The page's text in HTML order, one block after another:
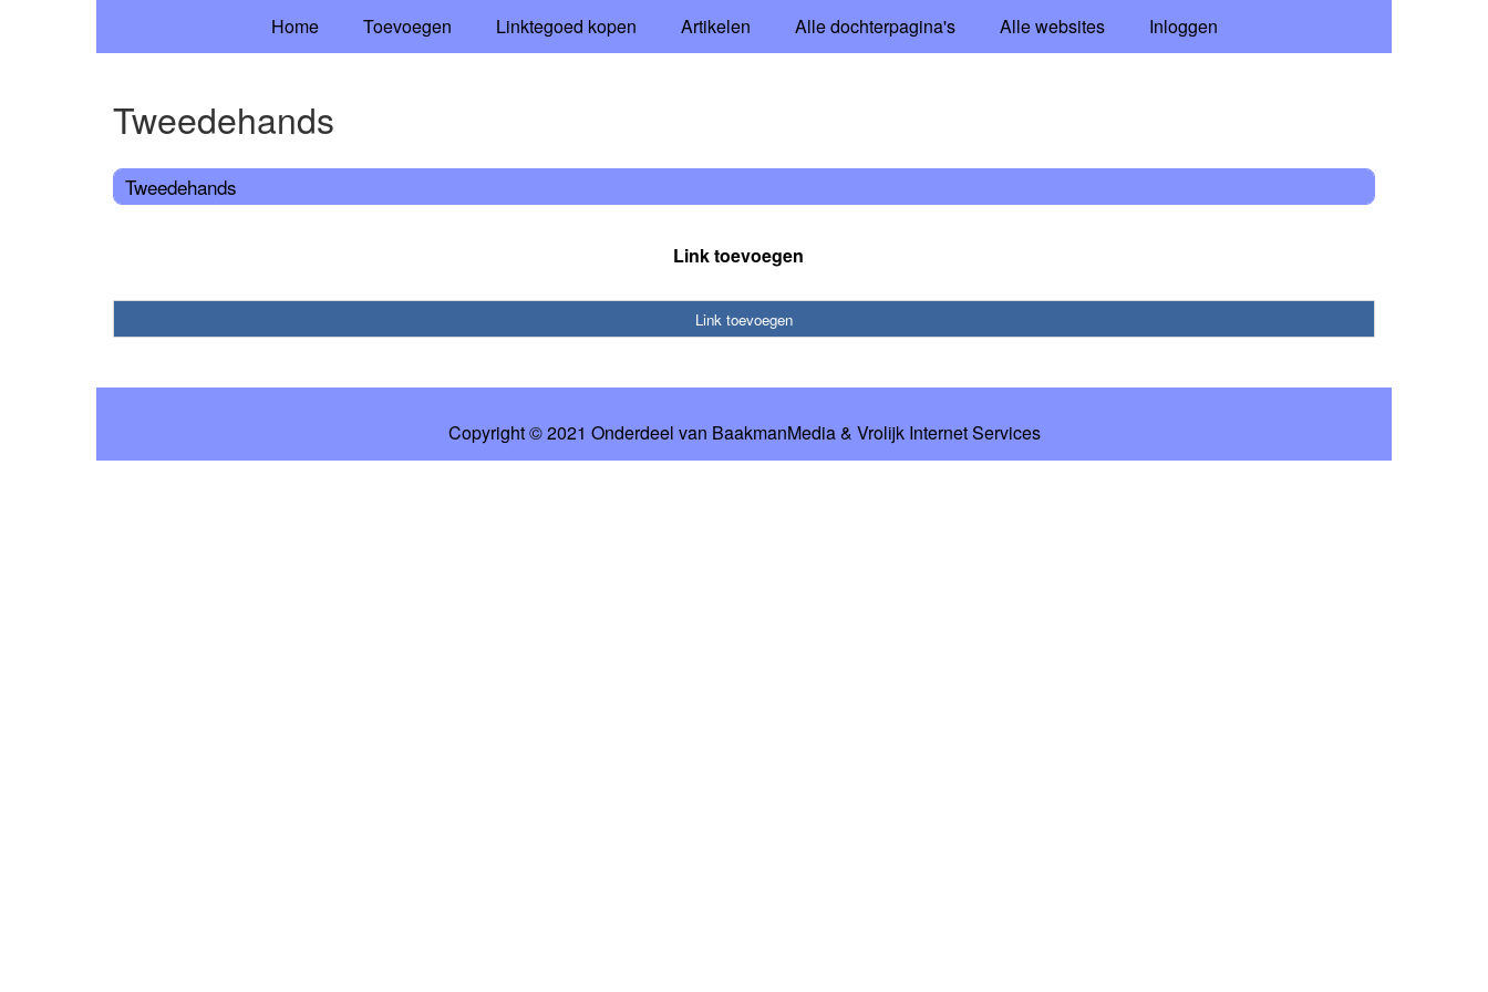
Home Toevoegen Linktegoed kopen Artikelen Alle dochterpagina's Alle websites Inloggen
Tweedehands
Tweedehands
Link toevoegen
Link toevoegen
Copyright © 2021 Onderdeel van BaakmanMedia& Vrolijk Internet Services